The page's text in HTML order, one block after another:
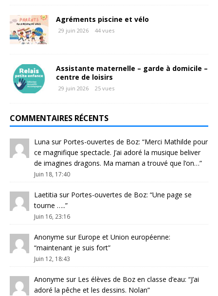
Agréments piscine et vélo
29 juin 2026 44 vues
Assistante maternelle – garde à domicile –
centre de loisirs
29 juin 2026 25 vues
COMMENTAIRES RÉCENTS
Luna sur Portes-ouvertes de Boz: “Merci Mathilde pour
ce magnifique spectacle. J’ai adoré la musique beliver
de imagines dragons. Ma maman a trouvé que l’on…”
Juin 18, 17:40
Laetitia sur Portes-ouvertes de Boz: “Une page se
tourne …..”
Juin 16, 23:16
Anonyme sur Europe et Union européenne:
“maintenant je suis fort”
Juin 12, 18:43
Anonyme sur Les élèves de Boz en classe d’eau: “J’ai
adoré la pêche et les dessins. Nolan”